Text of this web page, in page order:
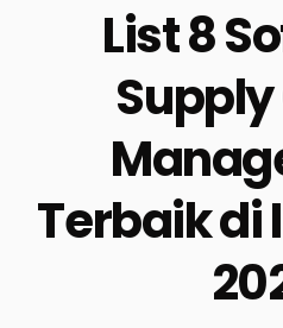
List 8
Terbaik di